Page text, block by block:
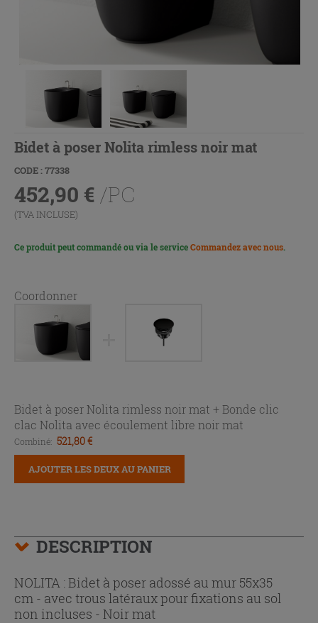
Bidet à poser Nolita rimless noir mat
CODE : 77338
452,90 € /PC
(TVA INCLUSE)
Ce produit peut commandé ou via le serviceCommandez avec nous.
Coordonner
Bidet à poser Nolita rimless noir mat + Bonde clic
clac Nolita avec écoulement libre noir mat
Combiné: 521,80 €
AJOUTER LES DEUX AU PANIER
DESCRIPTION
NOLITA : Bidet à poser adossé au mur 55x35
cm - avec trous latéraux pour fixations au sol
non incluses - Noir mat